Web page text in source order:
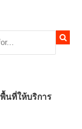
พื้นที่ให้บริการ